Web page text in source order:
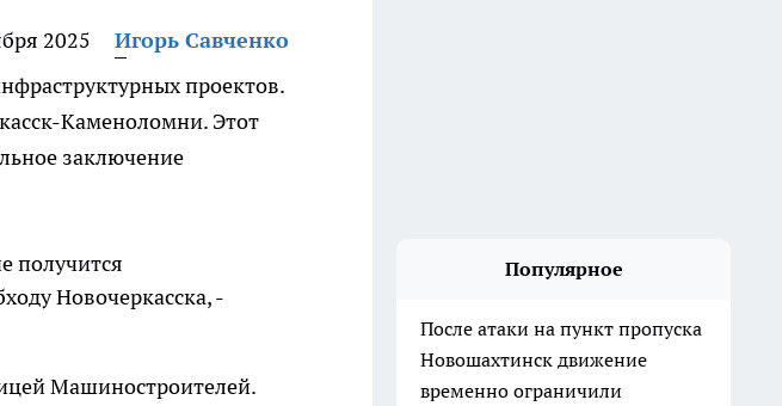
2025
Игорь Савченко
проектов.
Каменоломни. Этот
заключение
получится
Новочеркасска, -
Машиностроителей.
Популярное
После атаки на пункт пропуска
Новошахтинск движение
временно ограничили